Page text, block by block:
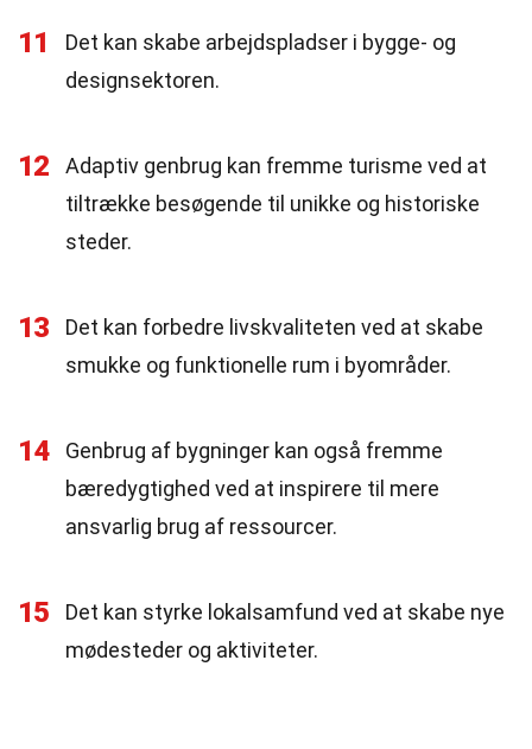
11
Det kan skabe arbejdspladser i bygge- og
designsektoren.
12
Adaptiv genbrug kan fremme turisme ved at
tiltrække besøgende til unikke og historiske
steder.
13
Det kan forbedre livskvaliteten ved at skabe
smukke og funktionelle rum i byområder.
14
Genbrug af bygninger kan også fremme
bæredygtighed ved at inspirere til mere
ansvarlig brug af ressourcer.
15
Det kan styrke lokalsamfund ved at skabe nye
mødesteder og aktiviteter.